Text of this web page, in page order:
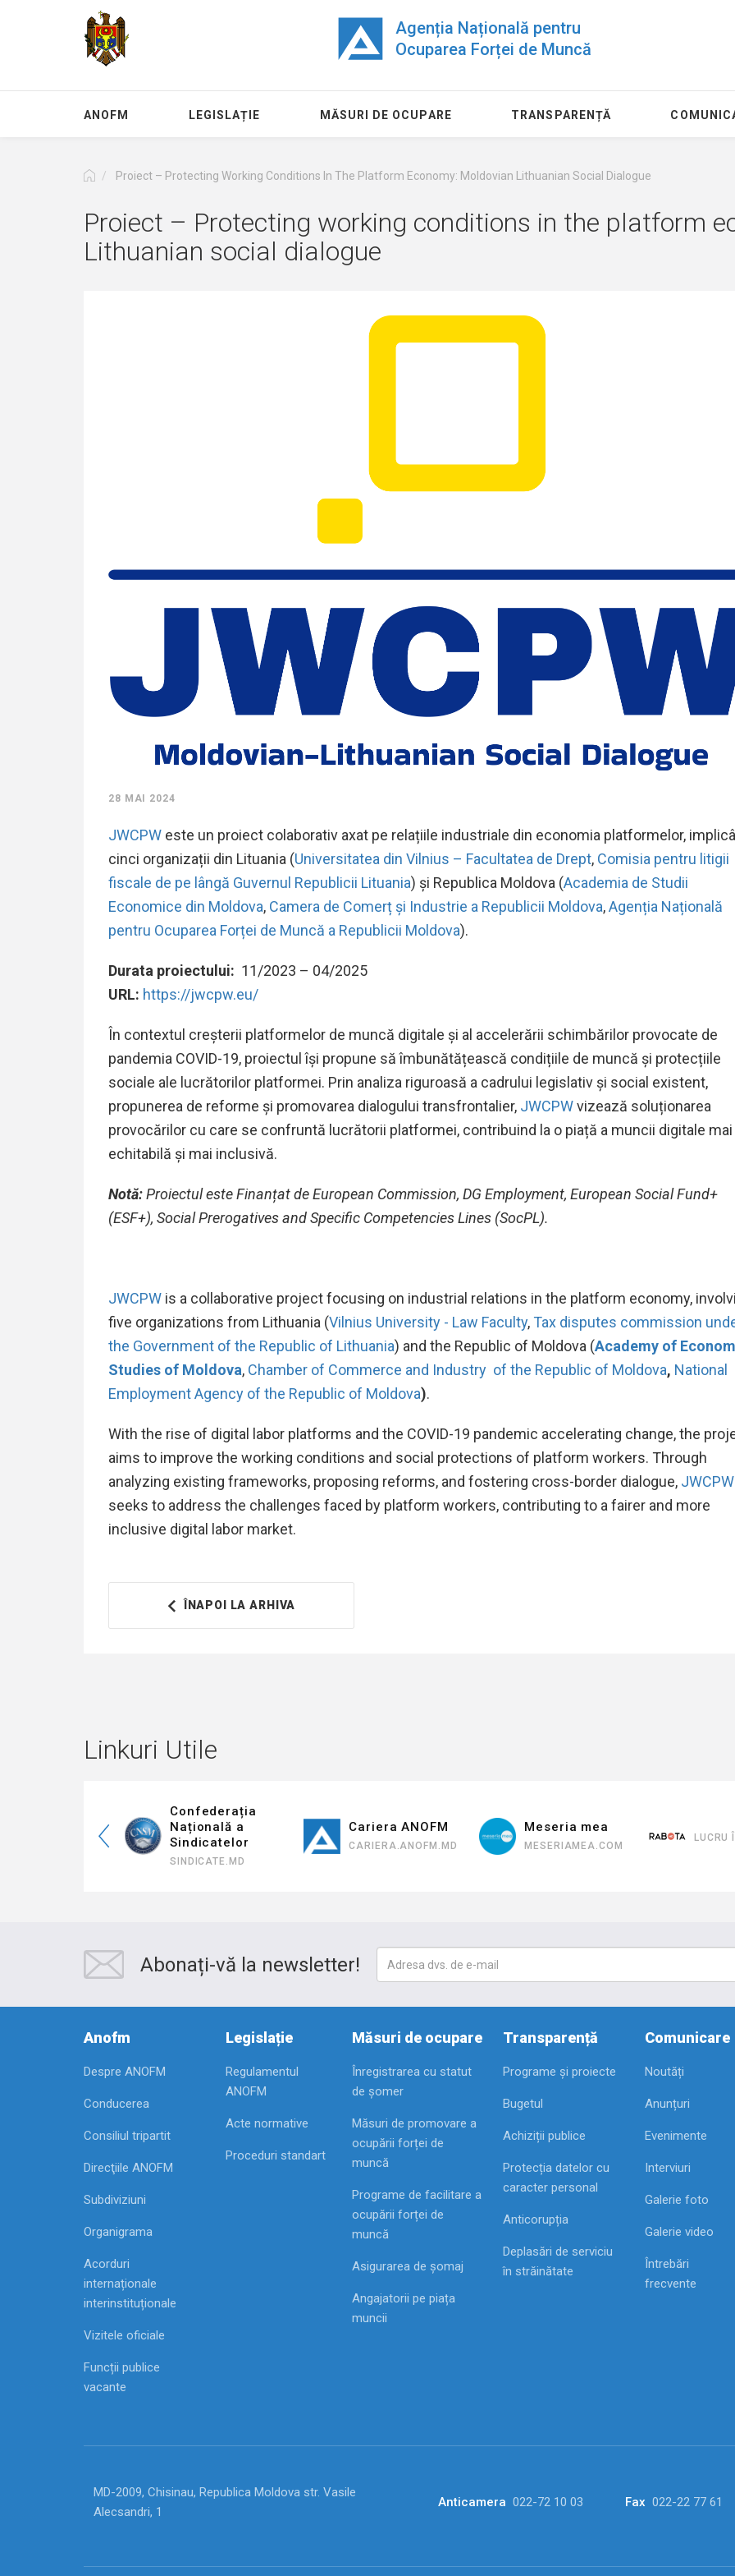
Agenția Națională pentru
Ocuparea Forței de Muncă
ANOFM LEGISLAȚIE MĂSURI DE OCUPARE TRANSPARENȚĂ
Proiect – Protecting Working Conditions In The Platform Economy: Moldovian Lithuanian Social Dialogue
Proiect – Protecting working conditions in the platform
Lithuanian social dialogue
28 MAI 2024
JWCPW este un proiect colaborativ axat pe relațiile industriale din economia platformelor,
cinci organizații din Lituania (Universitatea din Vilnius – Facultatea de Drept, Comisia pentru litigii
fiscale de pe lângă Guvernul Republicii Lituania) și Republica Moldova (Academia de Studii
Economice din Moldova, Camera de Comerț și Industrie a Republicii Moldova,Agenția Națională
pentru Ocuparea Forței de Muncă a Republicii Moldova).
Durata proiectului: 11/2023 – 04/2025
URL: https://jwcpw.eu/
În contextul creșterii platformelor de muncă digitale și al accelerării schimbărilor provocate de
pandemia COVID-19, proiectul își propune să îmbunătățească condițiile de muncă și protecțiile
sociale ale lucrătorilor platformei. Prin analiza riguroasă a cadrului legislativ și social existent,
propunerea de reforme și promovarea dialogului transfrontalier, JWCPWvizează soluționarea
provocărilor cu care se confruntă lucrătorii platformei, contribuind la o piață a muncii digitale mai
echitabilă și mai inclusivă.
Notă:Proiectul este Finanțat de European Commission, DG Employment, European Social Fund+
(ESF+), Social Prerogatives and Specific Competencies Lines (SocPL).
JWCPW is a collaborative project focusing on industrial relations in the platform economy,
five organizations from Lithuania (Vilnius University - Law Faculty, Tax disputes commission
the Government of the Republic of Lithuania) and the Republic of Moldova (Academy of
Studies of Moldova, Chamber of Commerce and Industry of the Republic of Moldova, National
Employment Agency of the Republic of Moldova).
With the rise of digital labor platforms and the COVID-19 pandemic accelerating change, the
aims to improve the working conditions and social protections of platform workers. Through
analyzing existing frameworks, proposing reforms, and fostering cross-border dialogue, JWCPW
seeks to address the challenges faced by platform workers, contributing to a fairer and more
inclusive digital labor market.
ÎNAPOI LA ARHIVA
Linkuri Utile
Confederația
Națională a
Sindicatelor
SINDICATE.MD
Cariera ANOFM
CARIERA.ANOFM.MD
Meseria mea
MESERIAMEA.COM
LUCRU
Abonați-vă la newsletter!
Anofm
Despre ANOFM
Conducerea
Consiliul tripartit
Direcţiile ANOFM
Subdiviziuni
Organigrama
Acorduri
internaționale
interinstituționale
Vizitele oficiale
Funcții publice
vacante
Legislație
Regulamentul
ANOFM
Acte normative
Proceduri standart
Măsuri de ocupare
Înregistrarea cu statut
de șomer
Măsuri de promovare a
ocupării forței de
muncă
Programe de facilitare a
ocupării forței de
muncă
Asigurarea de șomaj
Angajatorii pe piața
muncii
Transparență
Programe și proiecte
Bugetul
Achiziții publice
Protecția datelor cu
caracter personal
Anticorupția
Deplasări de serviciu
în străinătate
Comunicare
Noutăți
Anunțuri
Evenimente
Interviuri
Galerie foto
Galerie video
Întrebări
frecvente
MD-2009, Chisinau, Republica Moldova str. Vasile
Alecsandri, 1
Anticamera 022-72 10 03 Fax 022-22 77 61